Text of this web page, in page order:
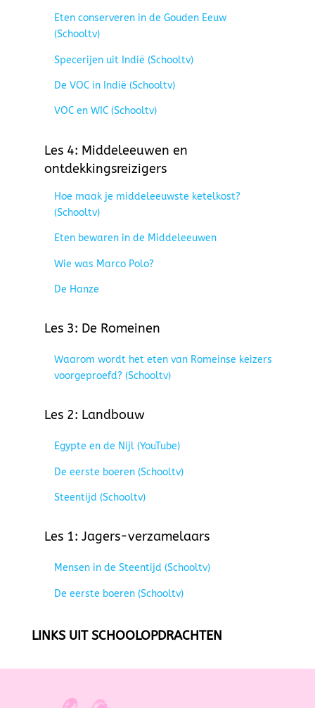
Eten conserveren in de Gouden Eeuw
(Schooltv)
Specerijen uit Indië (Schooltv)
De VOC in Indië (Schooltv)
VOC en WIC (Schooltv)
Les 4: Middeleeuwen en
ontdekkingsreizigers
Hoe maak je middeleeuwste ketelkost?
(Schooltv)
Eten bewaren in de Middeleeuwen
Wie was Marco Polo?
De Hanze
Les 3: De Romeinen
Waarom wordt het eten van Romeinse keizers
voorgeproefd? (Schooltv)
Les 2: Landbouw
Egypte en de Nijl (YouTube)
De eerste boeren (Schooltv)
Steentijd (Schooltv)
Les 1: Jagers-verzamelaars
Mensen in de Steentijd (Schooltv)
De eerste boeren (Schooltv)
LINKS UIT SCHOOLOPDRACHTEN